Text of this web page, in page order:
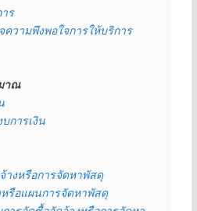
ร
ความพึงพอใจการให้บริการ
าณ
การเงิน
างหรือการจัดหาพัสดุ
รือแผนการจัดหาพัสดุ